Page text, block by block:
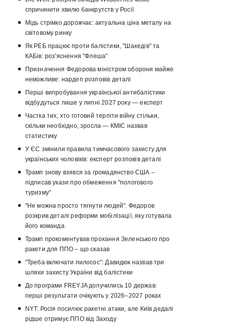
спричинити хвилю банкрутств у Росії
Мідь стрімко дорожчає: актуальна ціна металу на
світовому ринку
Як РЕБ працює проти балістики, "Шахедів" та
КАБів: роз'яснення "Флеша"
Призначення Федорова міністром оборони майже
неможливе: нардеп розповів деталі
Перші випробування української антибалістики
відбудуться лише у липні 2027 року — експерт
Частка тих, хто готовий терпіти війну стільки,
скільки необхідно, зросла — КМІС назвав
статистику
У ЄС змінили правила тимчасового захисту для
українських чоловіків: експерт розповів деталі
Трамп знову взявся за громадянство США –
підписав укази про обмеження "пологового
туризму"
"Не можна просто тягнути людей": Федоров
розкрив деталі реформи мобілізації, яку готувала
його команда
Трамп прокоментував прохання Зеленського про
ракети для ППО – що сказав
"Треба включати пилосос": Давидюк назвав три
шляхи захисту України від балістики
До програми FREYJA долучились 10 держав:
перші результати очікують у 2026–2027 роках
NYT: Росія посилює ракетні атаки, але Київ дедалі
рідше отримує ППО від Заходу